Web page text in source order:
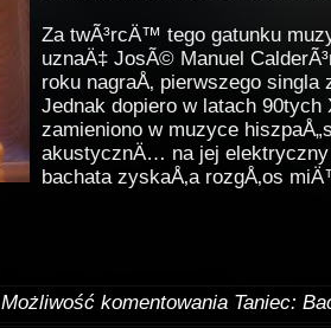
Za twÃ³rcÄ™ tego gatunku
uznaÄ‡ JosÃ© Manuel
roku nagraÅ‚ pierwszego
Jednak dopiero w latach 90tych
zamieniono w muzyce
akustycznÄ… na jej elektryczny
bachata zyskaÅ‚a rozgÅ‚os
Możliwość komentowania Taniec: